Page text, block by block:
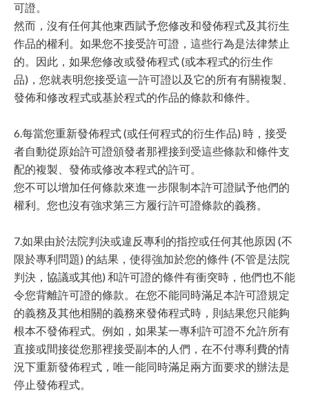
可證。
然而，沒有任何其他東西賦予您修改和發佈程式及其衍生
作品的權利。如果您不接受許可證，這些行為是法律禁止
的。因此，如果您修改或發佈程式 (或本程式的衍生作
品)，您就表明您接受這一許可證以及它的所有有關複製、
發佈和修改程式或基於程式的作品的條款和條件。
6.每當您重新發佈程式 (或任何程式的衍生作品) 時，接受
者自動從原始許可證頒發者那裡接到受這些條款和條件支
配的複製、發佈或修改本程式的許可。
您不可以增加任何條款來進一步限制本許可證賦予他們的
權利。您也沒有強求第三方履行許可證條款的義務。
7.如果由於法院判決或違反專利的指控或任何其他原因 (不
限於專利問題) 的結果，使得強加於您的條件 (不管是法院
判決，協議或其他) 和許可證的條件有衝突時，他們也不能
令您背離許可證的條款。在您不能同時滿足本許可證規定
的義務及其他相關的義務來發佈程式時，則結果您只能夠
根本不發佈程式。例如，如果某一專利許可證不允許所有
直接或間接從您那裡接受副本的人們，在不付專利費的情
況下重新發佈程式，唯一能同時滿足兩方面要求的辦法是
停止發佈程式。